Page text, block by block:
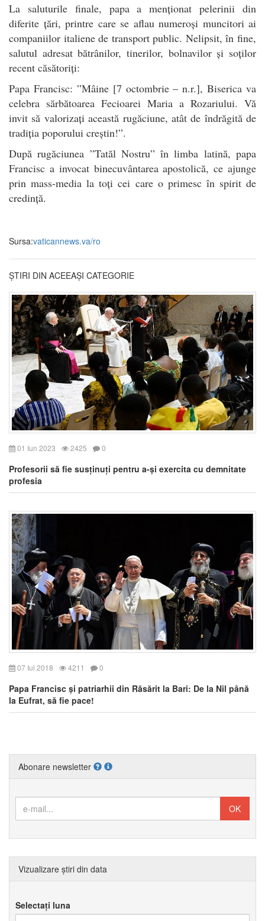
La saluturile finale, papa a menționat pelerinii din
diferite țări, printre care se aflau numeroși muncitori ai
companiilor italiene de transport public. Nelipsit, în fine,
salutul adresat bătrânilor, tinerilor, bolnavilor și soților
recent căsătoriți:
Papa Francisc: ”Mâine [7 octombrie – n.r.], Biserica va
celebra sărbătoarea Fecioarei Maria a Rozariului. Vă
invit să valorizați această rugăciune, atât de îndrăgită de
tradiția poporului creștin!”.
După rugăciunea ”Tatăl Nostru” în limba latină, papa
Francisc a invocat binecuvântarea apostolică, ce ajunge
prin mass-media la toți cei care o primesc în spirit de
credință.
Sursa:vaticannews.va/ro
ȘTIRI DIN ACEEAȘI CATEGORIE
01 Iun 2023 2425 0
Profesorii să fie susținuți pentru a-și exercita cu demnitate
profesia
07 Iul 2018 4211 0
Papa Francisc și patriarhii din Răsărit la Bari: De la Nil până
la Eufrat, să fie pace!
Abonare newsletter
Vizualizare știri din data
Selectați luna